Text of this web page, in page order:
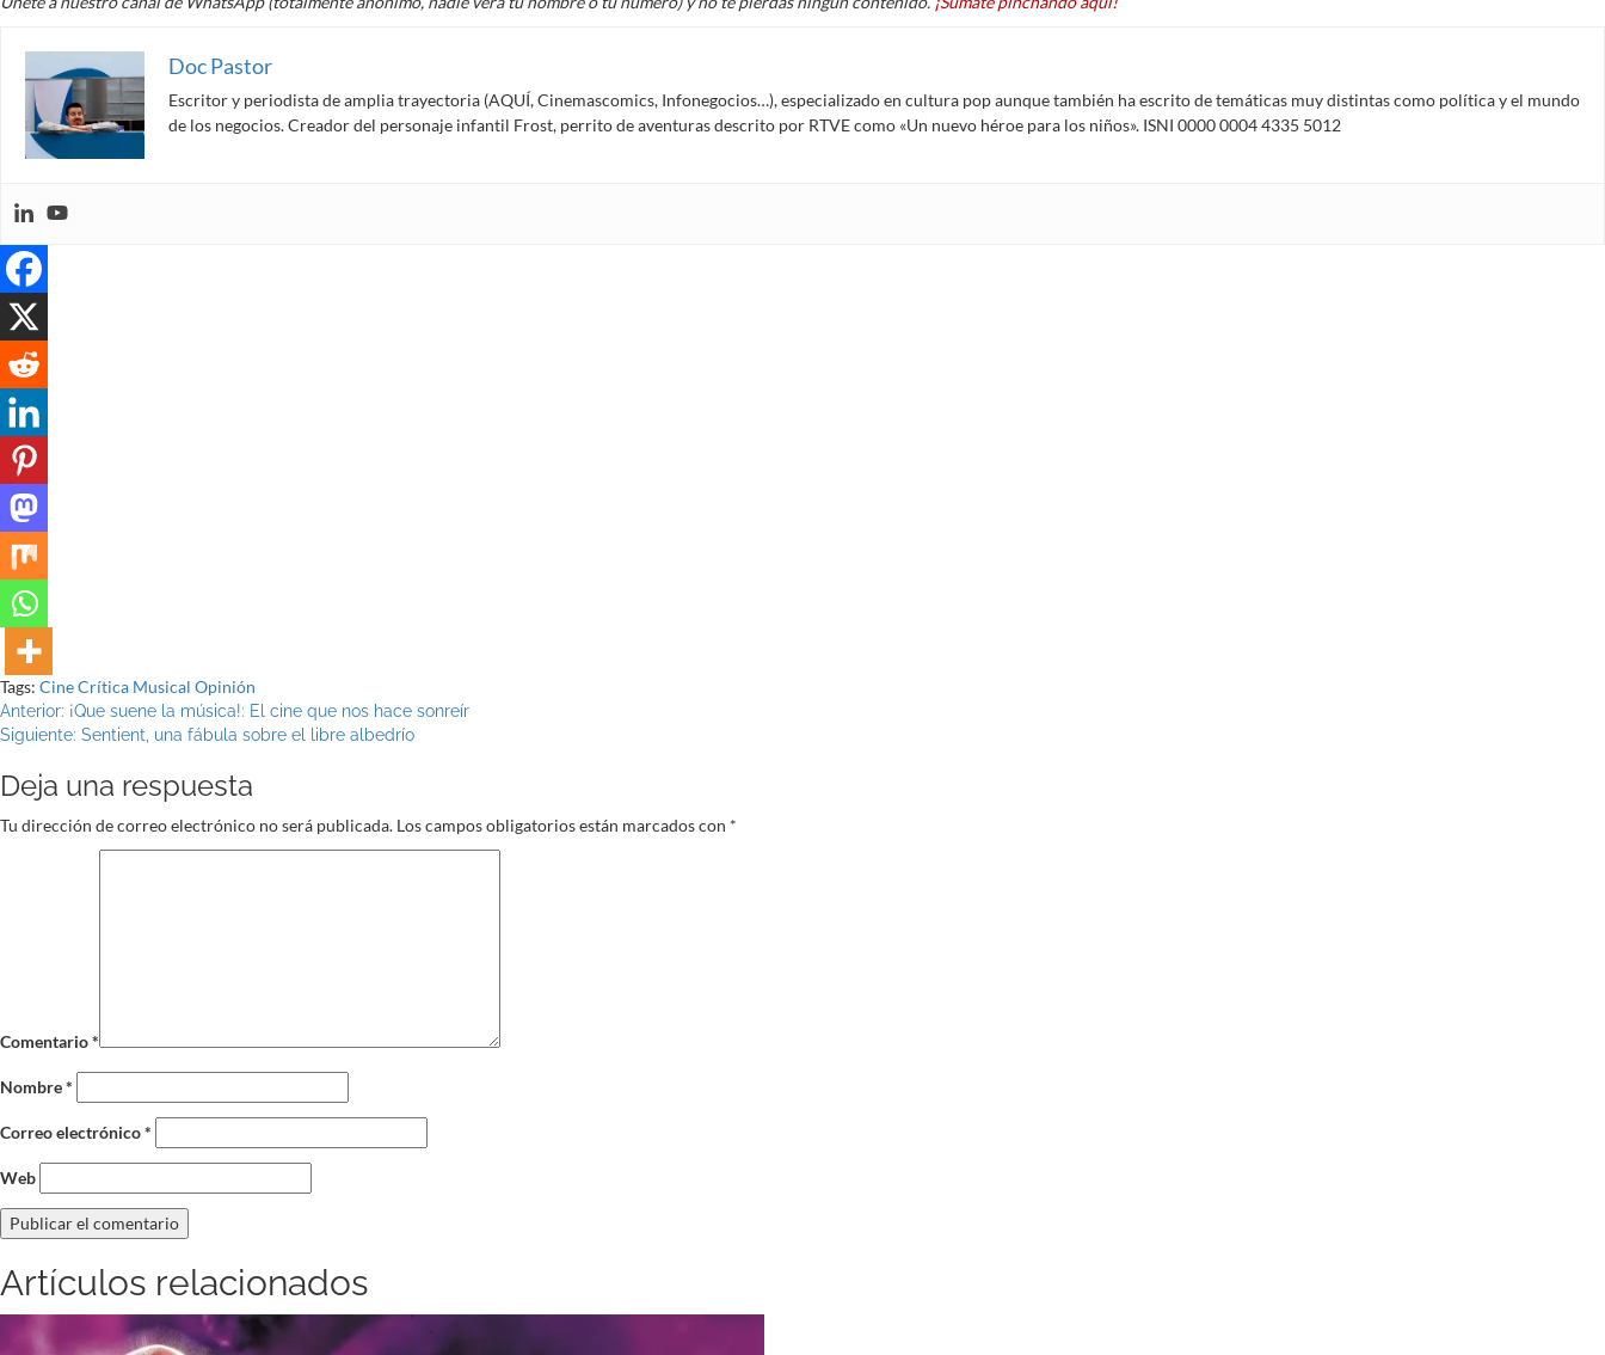
Doc Pastor
Escritor y periodista de amplia trayectoria (AQUÍ, Cinemascomics, Infonegocios…), especializado en cultura pop aunque también ha escrito de temáticas muy distintas como política y el mundo
de los negocios. Creador del personaje infantil Frost, perrito de aventuras descrito por RTVE como «Un nuevo héroe para los niños». ISNI 0000 0004 4335 5012
Tags: CineCrítica Musical Opinión
Navegación
de
entradas
Anterior: ¡Que suene la música!: El cine que nos hace sonreír
Siguiente: Sentient, una fábula sobre el libre albedrío
Deja una respuesta
Tu dirección de correo electrónico no será publicada. Los campos obligatorios están marcados con *
Comentario*
Nombre*
Correo electrónico*
Web
Artículos relacionados